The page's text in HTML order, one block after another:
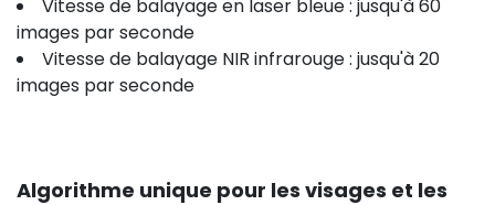
Vitesse de balayage en laser bleue : jusqu'à 60
images par seconde
Vitesse de balayage NIR infrarouge : jusqu'à 20
images par seconde
Algorithme unique pour les visages et les